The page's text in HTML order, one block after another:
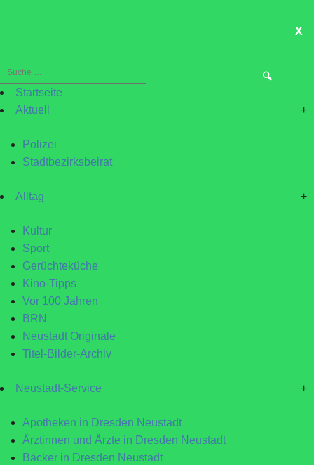
X
Suche
nach:Startseite
Aktuell
+
Polizei
Stadtbezirksbeirat
Alltag +
Kultur
Sport
Gerüchteküche
Kino-Tipps
Vor 100 Jahren
BRN
Neustadt Originale
Titel-Bilder-Archiv
Neustadt-Service +
Apotheken in Dresden Neustadt
Ärztinnen und Ärzte in Dresden Neustadt
Bäcker in Dresden Neustadt